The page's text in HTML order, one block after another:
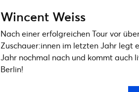
Wincent Weiss
Nach einer erfolgreichen Tour vor
Zuschauer:innen im letzten Jahr legt
Jahr nochmal nach und kommt auch
Berlin!